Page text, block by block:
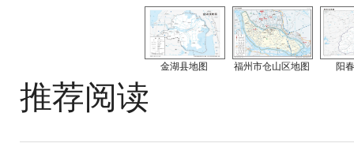
金湖县地图 福州市仓山区地图 阳
推荐阅读